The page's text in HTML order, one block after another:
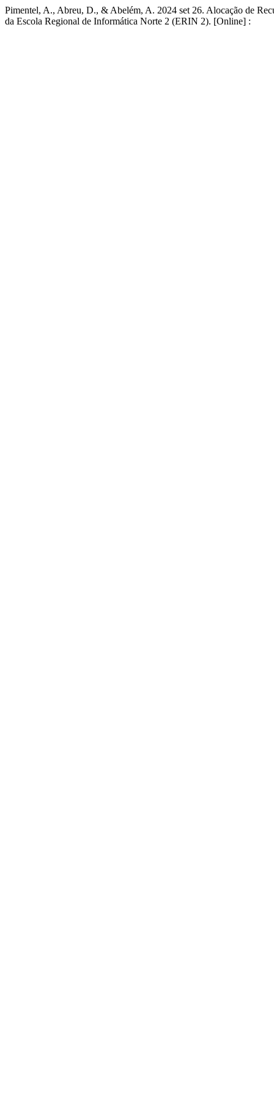
Pimentel, A., Abreu, D., & Abelém, A. 2024 set 26. Alocação de
da Escola Regional de Informática Norte 2 (ERIN 2). [Online] :